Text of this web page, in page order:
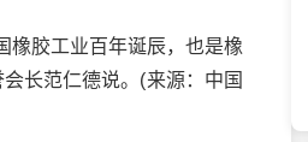
胶工业百年诞辰，也是橡
长范仁德说。 (来源：中国